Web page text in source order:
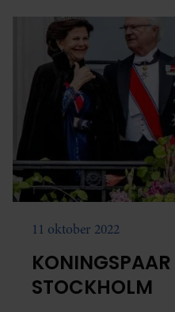
11 oktober 2022
STOCKHOLM